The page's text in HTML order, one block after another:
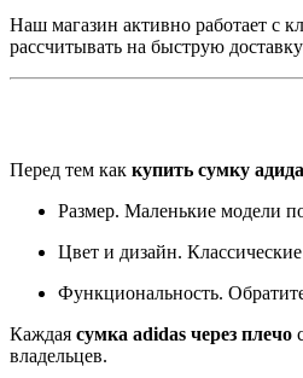
Наш магазин активно работает с
рассчитывать на быструю
Перед тем как купить сумку
Размер. Маленькие модели
Цвет и дизайн.
Функциональность.
Каждая сумка adidas через плечо
владельцев.